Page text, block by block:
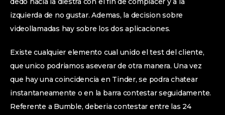
izquierda de no gustar. Ademas, la decision sobre
videollamadas hay sobre los dos aplicaciones.
Existe cualquier elemento cual unido el test del cliente,
que unico podri­amos aseverar de otra manera. Una vez
que hay una coincidencia en Tinder, se podra chatear
instantaneamente o en la barra contestar seguidamente.
Referente a Bumble, deberia contestar entre las 24